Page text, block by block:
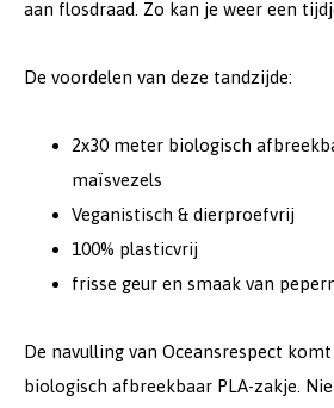
aan flosdraad. Zo kan je weer een
De voordelen van deze tandzijde:
2x30 meter biologisch
maïsvezels
Veganistisch & dierproefvrij
100% plasticvrij
frisse geur en smaak van
De navulling van Oceansrespect
biologisch afbreekbaar PLA-zakje.